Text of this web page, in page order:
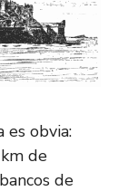
es obvia:
de
de